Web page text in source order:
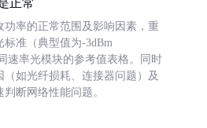
正常
功率的正常范围及影响因素，重
标准（典型值为-3dBm
速率光模块的参考值表格。同时
如光纤损耗、连接器问题）及
断网络性能问题。